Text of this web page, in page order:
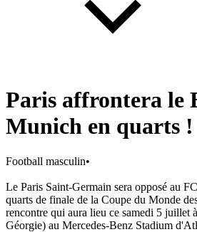
Paris affrontera le
Munich en quarts !
Football masculin•
Le Paris Saint-Germain sera opposé au
quarts de finale de la Coupe du Monde
rencontre qui aura lieu ce samedi 5 juillet
Géorgie) au Mercedes-Benz Stadium